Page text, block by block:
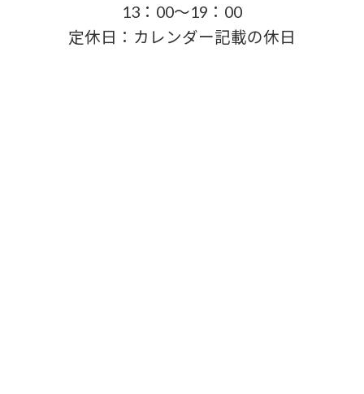
13：00～19：00
定休日：カレンダー記載の休日